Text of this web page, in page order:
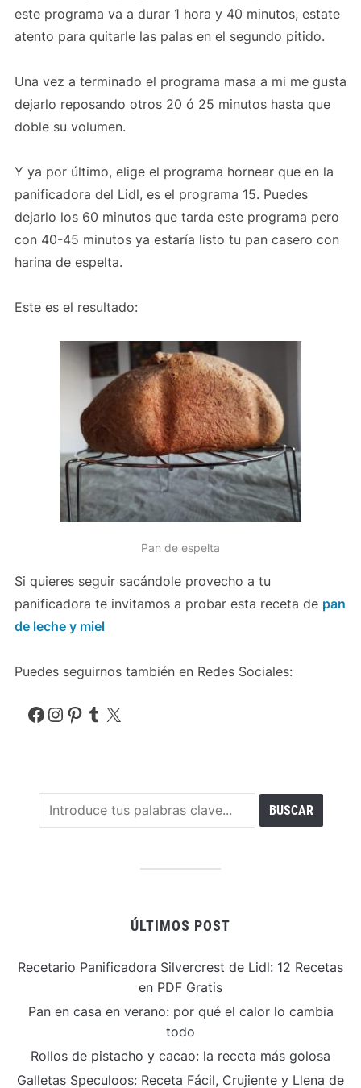
este programa va a durar 1 hora y 40 minutos, estate
atento para quitarle las palas en el segundo pitido.
Una vez a terminado el programa masa a mi me gusta
dejarlo reposando otros 20 ó 25 minutos hasta que
doble su volumen.
Y ya por último, elige el programa hornear que en la
panificadora del Lidl, es el programa 15. Puedes
dejarlo los 60 minutos que tarda este programa pero
con 40-45 minutos ya estaría listo tu pan casero con
harina de espelta.
Este es el resultado:
Pan de espelta
Si quieres seguir sacándole provecho a tu
panificadora te invitamos a probar esta receta de pan
de leche y miel
Puedes seguirnos también en Redes Sociales:
Facebook
Instagram
Pinterest
Tumblr
X
ÚLTIMOS POST
Recetario Panificadora Silvercrest de Lidl: 12 Recetas
en PDF Gratis
Pan en casa en verano: por qué el calor lo cambia
todo
Rollos de pistacho y cacao: la receta más golosa
Galletas Speculoos: Receta Fácil, Crujiente y Llena de